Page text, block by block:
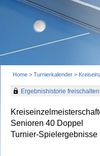
Home > Turnierkalender >
Ergebnishistorie freischalten
Senioren 40 Doppel
Turnier-Spielergebnisse